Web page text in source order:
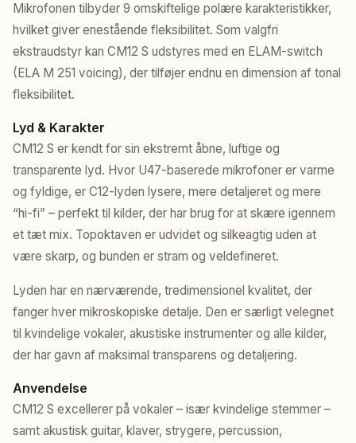
Mikrofonen tilbyder 9 omskiftelige polære karakteristikker,
hvilket giver enestående fleksibilitet. Som valgfri
ekstraudstyr kan CM12 S udstyres med en ELAM-switch
(ELA M 251 voicing), der tilføjer endnu en dimension af tonal
fleksibilitet.
Lyd & Karakter
CM12 S er kendt for sin ekstremt åbne, luftige og
transparente lyd. Hvor U47-baserede mikrofoner er varme
og fyldige, er C12-lyden lysere, mere detaljeret og mere
“hi-fi” – perfekt til kilder, der har brug for at skære igennem
et tæt mix. Topoktaven er udvidet og silkeagtig uden at
være skarp, og bunden er stram og veldefineret.
Lyden har en nærværende, tredimensionel kvalitet, der
fanger hver mikroskopiske detalje. Den er særligt velegnet
til kvindelige vokaler, akustiske instrumenter og alle kilder,
der har gavn af maksimal transparens og detaljering.
Anvendelse
CM12 S excellerer på vokaler – især kvindelige stemmer –
samt akustisk guitar, klaver, strygere, percussion,